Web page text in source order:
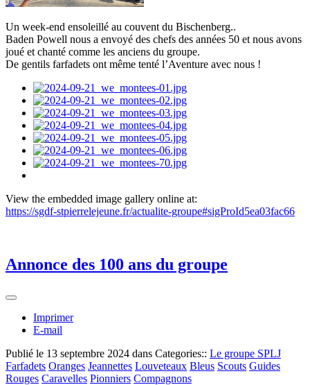
Un week-end ensoleillé au couvent du Bischenberg..
Baden Powell nous a envoyé des chefs des années 50 et nous avons
joué et chanté comme les anciens du groupe.
De gentils farfadets ont même tenté l’Aventure avec nous !
View the embedded image gallery online at:
https://sgdf-stpierrelejeune.fr/actualite-groupe#sigProId5ea03fac66
Annonce des 100 ans du groupe
Imprimer
E-mail
Publié le 13 septembre 2024 dans Categories:: Le groupe SPLJ
Farfadets Oranges Jeannettes Louveteaux Bleus Scouts Guides
Rouges Caravelles Pionniers Compagnons